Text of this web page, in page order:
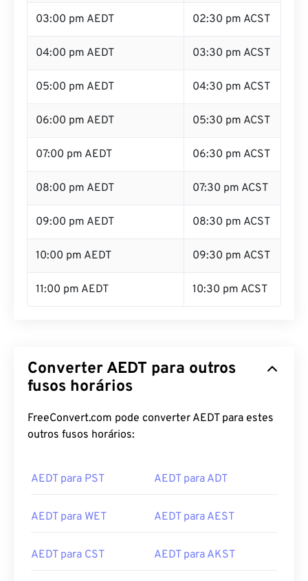
03:00 pm AEDT 02:30 pm ACST
04:00 pm AEDT 03:30 pm ACST
05:00 pm AEDT 04:30 pm ACST
06:00 pm AEDT 05:30 pm ACST
07:00 pm AEDT 06:30 pm ACST
08:00 pm AEDT 07:30 pm ACST
09:00 pm AEDT 08:30 pm ACST
10:00 pm AEDT 09:30 pm ACST
11:00 pm AEDT 10:30 pm ACST
Converter AEDT para outros
fusos horários
FreeConvert.com pode converter AEDT para estes
outros fusos horários:
AEDT para PST AEDT para ADT
AEDT para WET AEDT para AEST
AEDT para CST AEDT para AKST